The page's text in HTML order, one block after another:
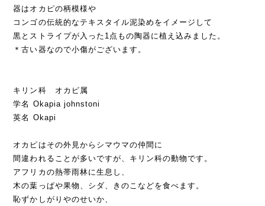
器はオカピの柄模様や
コンゴの伝統的なテキスタイル泥染めをイメージして
黒とストライプが入った1点もの陶器に植え込みました。
＊古い器なので小傷がございます。
キリン科 オカピ属
学名 Okapia johnstoni
英名 Okapi
オカピはその外見からシマウマの仲間に
間違われることが多いですが、キリン科の動物です。
アフリカの熱帯雨林に生息し、
木の葉っぱや果物、シダ、きのこなどを食べます。
恥ずかしがりやのせいか、